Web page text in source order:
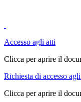
Accesso agli atti
Clicca per aprire il
Richiesta di accesso
Clicca per aprire il